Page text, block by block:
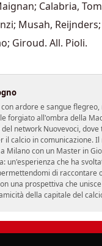
Calabria,
Musah,
Giroud. All. Pioli.
con ardore e sangue
forgiato all'ombra della
network Nuovevoci,
il calcio in comunicazione.
Milano con un Master in
un'esperienza che ha
di raccontare
una prospettiva che
della capitale del